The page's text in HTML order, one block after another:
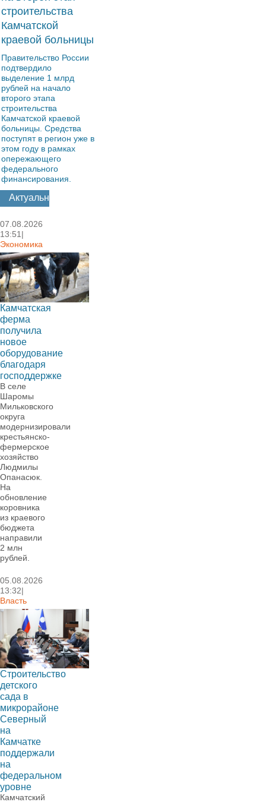
строительства
Камчатской
краевой больницы
Правительство России
подтвердило
выделение 1 млрд
рублей на начало
второго этапа
строительства
Камчатской краевой
больницы. Средства
поступят в регион уже в
этом году в рамках
опережающего
федерального
финансирования.
Актуально
07.08.2026
13:51|
Экономика
Камчатская
ферма
получила
новое
оборудование
благодаря
господдержке
В селе
Шаромы
Мильковского
округа
модернизировали
крестьянско-
фермерское
хозяйство
Людмилы
Опанасюк.
На
обновление
коровника
из краевого
бюджета
направили
2 млн
рублей.
05.08.2026
13:32|
Власть
Строительство
детского
сада в
микрорайоне
Северный
на
Камчатке
поддержали
на
федеральном
уровне
Камчатский